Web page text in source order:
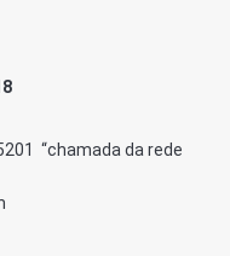
“chamada da rede